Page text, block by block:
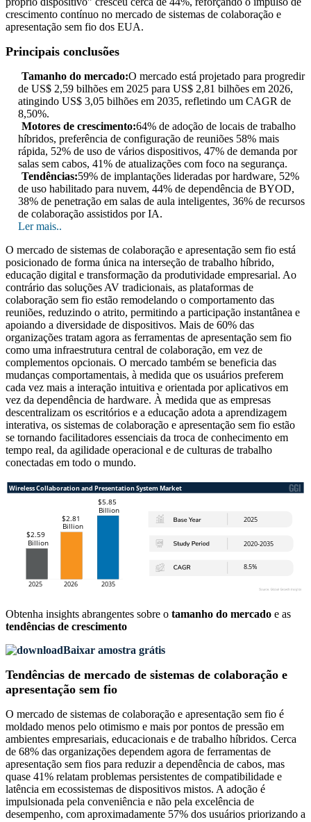
crescimento contínuo no mercado de sistemas de colaboração e
apresentação sem fio dos EUA.
Principais conclusões
Tamanho do mercado:O mercado está projetado para progredir
de US$ 2,59 bilhões em 2025 para US$ 2,81 bilhões em 2026,
atingindo US$ 3,05 bilhões em 2035, refletindo um CAGR de
8,50%.
Motores de crescimento:64% de adoção de locais de trabalho
híbridos, preferência de configuração de reuniões 58% mais
rápida, 52% de uso de vários dispositivos, 47% de demanda por
salas sem cabos, 41% de atualizações com foco na segurança.
Tendências:59% de implantações lideradas por hardware, 52%
de uso habilitado para nuvem, 44% de dependência de BYOD,
38% de penetração em salas de aula inteligentes, 36% de recursos
de colaboração assistidos por IA.
Ler mais..
O mercado de sistemas de colaboração e apresentação sem fio está
posicionado de forma única na interseção de trabalho híbrido,
educação digital e transformação da produtividade empresarial. Ao
contrário das soluções AV tradicionais, as plataformas de
colaboração sem fio estão remodelando o comportamento das
reuniões, reduzindo o atrito, permitindo a participação instantânea e
apoiando a diversidade de dispositivos. Mais de 60% das
organizações tratam agora as ferramentas de apresentação sem fio
como uma infraestrutura central de colaboração, em vez de
complementos opcionais. O mercado também se beneficia das
mudanças comportamentais, à medida que os usuários preferem
cada vez mais a interação intuitiva e orientada por aplicativos em
vez da dependência de hardware. À medida que as empresas
descentralizam os escritórios e a educação adota a aprendizagem
interativa, os sistemas de colaboração e apresentação sem fio estão
se tornando facilitadores essenciais da troca de conhecimento em
tempo real, da agilidade operacional e de culturas de trabalho
conectadas em todo o mundo.
Obtenha insights abrangentes sobre o tamanho do mercado e as
tendências de crescimento
Baixar amostra grátis
Tendências de mercado de sistemas de colaboração e
apresentação sem fio
O mercado de sistemas de colaboração e apresentação sem fio é
moldado menos pelo otimismo e mais por pontos de pressão em
ambientes empresariais, educacionais e de trabalho híbridos. Cerca
de 68% das organizações dependem agora de ferramentas de
apresentação sem fios para reduzir a dependência de cabos, mas
quase 41% relatam problemas persistentes de compatibilidade e
latência em ecossistemas de dispositivos mistos. A adoção é
impulsionada pela conveniência e não pela excelência de
desempenho, com aproximadamente 57% dos usuários priorizando a